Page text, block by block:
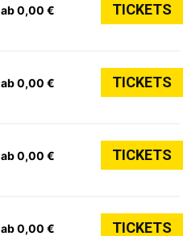
ab 0,00 € TICKETS
ab 0,00 € TICKETS
ab 0,00 € TICKETS
ab 0,00 € TICKETS